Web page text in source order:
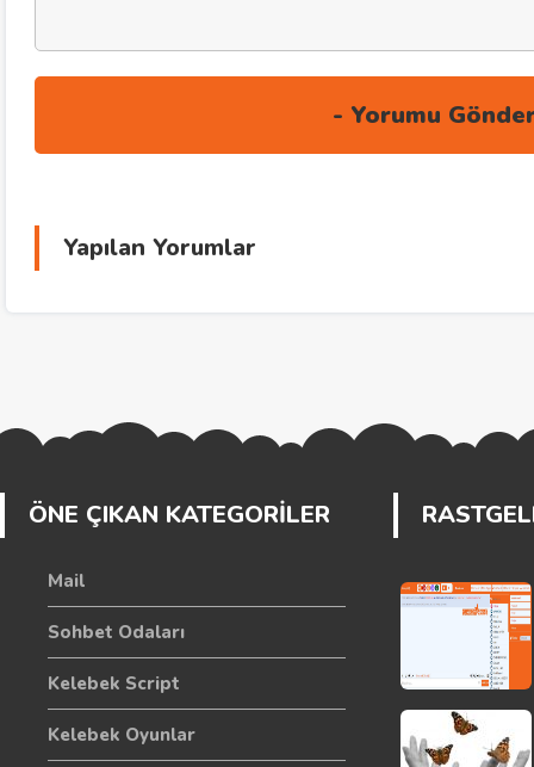
Yapılan Yorumlar
ÖNE ÇIKAN KATEGORİLER
Mail
Sohbet Odaları
Kelebek Script
Kelebek Oyunlar